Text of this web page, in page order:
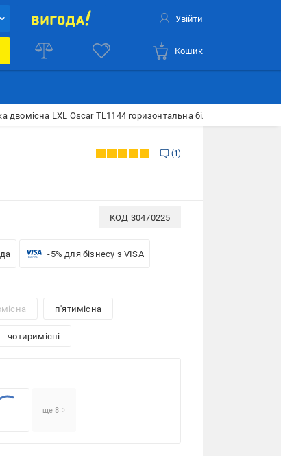
Увійти
Кошик
двомісна LXL Oscar TL1144 горизонтальна білий 8538909900
1
КОД 30470225
-5% для бізнесу з VISA
п'ятимісна
чотиримісні
ще 8